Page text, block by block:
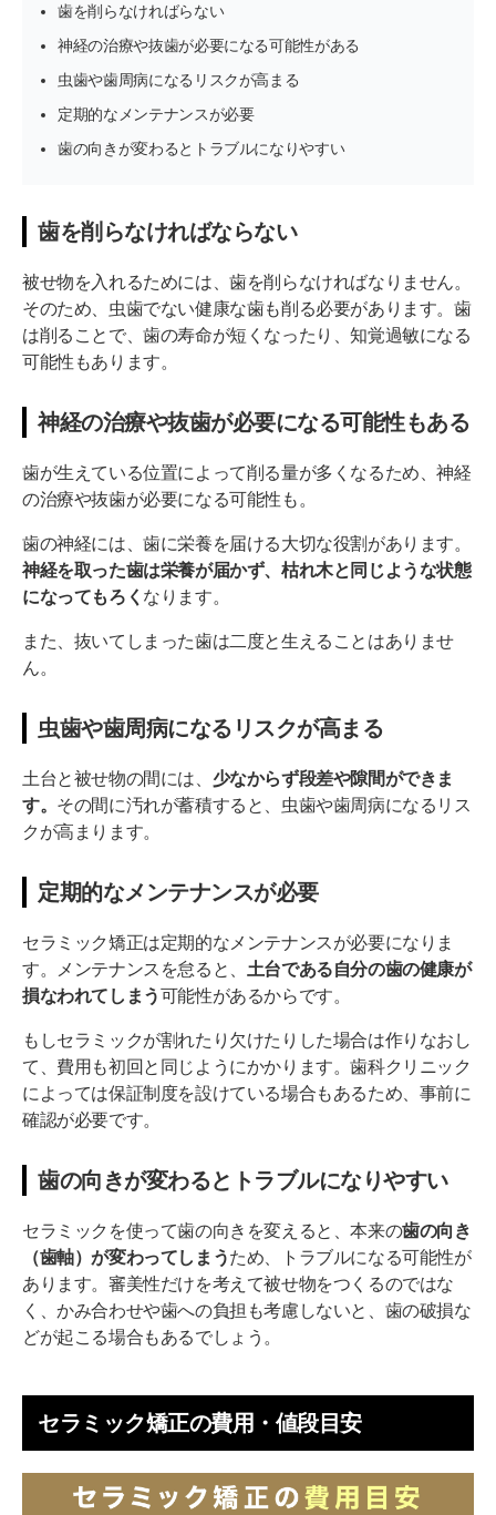
歯を削らなければらない
神経の治療や抜歯が必要になる可能性がある
虫歯や歯周病になるリスクが高まる
定期的なメンテナンスが必要
歯の向きが変わるとトラブルになりやすい
歯を削らなければならない
被せ物を入れるためには、歯を削らなければなりません。
そのため、虫歯でない健康な歯も削る必要があります。歯
は削ることで、歯の寿命が短くなったり、知覚過敏になる
可能性もあります。
神経の治療や抜歯が必要になる可能性もある
歯が生えている位置によって削る量が多くなるため、神経
の治療や抜歯が必要になる可能性も。
歯の神経には、歯に栄養を届ける大切な役割があります。
神経を取った歯は栄養が届かず、枯れ木と同じような状態
になってもろく なります。
また、抜いてしまった歯は二度と生えることはありませ
ん。
虫歯や歯周病になるリスクが高まる
土台と被せ物の間には、 少なからず段差や隙間ができま
す。 その間に汚れが蓄積すると、虫歯や歯周病になるリス
クが高まります。
定期的なメンテナンスが必要
セラミック矯正は定期的なメンテナンスが必要になりま
す。メンテナンスを怠ると、 土台である自分の歯の健康が
損なわれてしまう可能性があるからです。
もしセラミックが割れたり欠けたりした場合は作りなおし
て、費用も初回と同じようにかかります。歯科クリニック
によっては保証制度を設けている場合もあるため、事前に
確認が必要です。
歯の向きが変わるとトラブルになりやすい
セラミックを使って歯の向きを変えると、本来の歯の向き
（歯軸）が変わってしまうため、トラブルになる可能性が
あります。審美性だけを考えて被せ物をつくるのではな
く、かみ合わせや歯への負担も考慮しないと、歯の破損な
どが起こる場合もあるでしょう。
セラミック矯正の費用・値段目安